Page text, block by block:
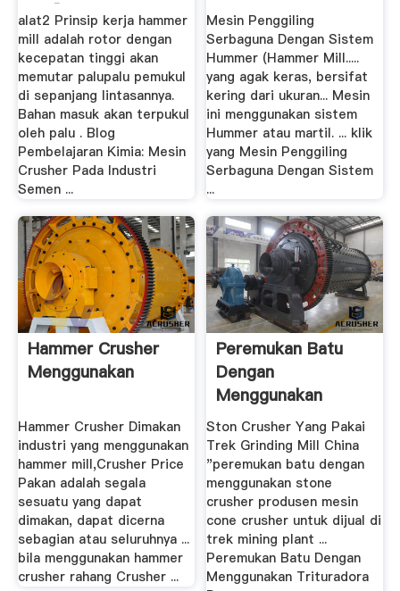
Mill]
alat2 Prinsip kerja hammer
mill adalah rotor dengan
kecepatan tinggi akan
memutar palupalu pemukul
di sepanjang lintasannya.
Bahan masuk akan terpukul
oleh palu . Blog
Pembelajaran Kimia: Mesin
Crusher Pada Industri
Semen ...
Hammer Mill ...
Mesin Penggiling
Serbaguna Dengan Sistem
Hummer (Hammer Mill.....
yang agak keras, bersifat
kering dari ukuran... Mesin
ini menggunakan sistem
Hummer atau martil. ... klik
yang Mesin Penggiling
Serbaguna Dengan Sistem
...
Hammer Crusher
Menggunakan
Hammer Crusher Dimakan
industri yang menggunakan
hammer mill,Crusher Price
Pakan adalah segala
sesuatu yang dapat
dimakan, dapat dicerna
sebagian atau seluruhnya ...
bila menggunakan hammer
crusher rahang Crusher ...
Peremukan Batu
Dengan
Menggunakan
Stone Crusher
Ston Crusher Yang Pakai
Trek Grinding Mill China
"peremukan batu dengan
menggunakan stone
crusher produsen mesin
cone crusher untuk dijual di
trek mining plant ...
Peremukan Batu Dengan
Menggunakan Trituradora